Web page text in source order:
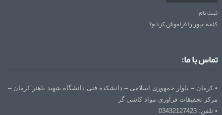
ثبت نام
کلمه عبور را فراموش کردم؟
تماس با ما:
• کرمان – بلوار جمهوری اسلامی – دانشکده فنی دانشگاه شهید باهنر کرمان –
مرکز تحقیقات فرآوری مواد کاشی گر
• تلفن: 03432127423